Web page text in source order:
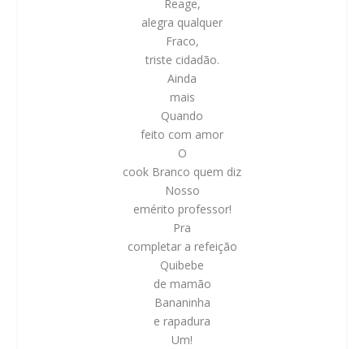
Reage,
alegra qualquer
Fraco,
triste cidadão.
Ainda
mais
Quando
feito com amor
O
cook Branco quem diz
Nosso
emérito professor!
Pra
completar a refeição
Quibebe
de mamão
Bananinha
e rapadura
Um!